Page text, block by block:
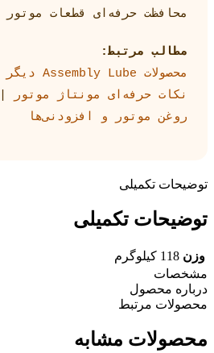
محافظت حرفه‌ای قطعات
مطالب مرتبط:
محصولات Assembly Lube دیگر
نکات حرفه‌ای مونتاژ موتور
روغن موتور و افزودنی‌ها
توضیحات تکمیلی
توضیحات تکمیلی
وزن 118 کیلوگرم
مشخصات
درباره محصول
محصولات مرتبط
محصولات مشابه